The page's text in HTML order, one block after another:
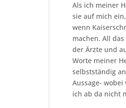
Als ich meiner
sie auf mich
wenn
machen. All
der Ärzte und
Worte meiner
selbstständig
Aussage-
ich ab da nicht